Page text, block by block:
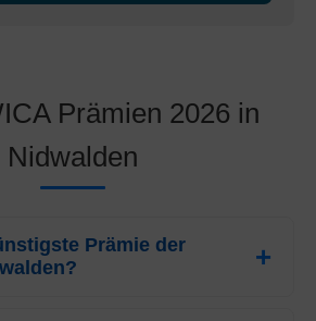
Prämien 2026 in
Nidwalden
Prämie der